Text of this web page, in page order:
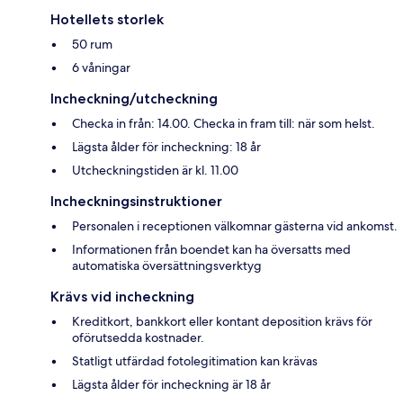
Hotellets storlek
50 rum
6 våningar
Incheckning/utcheckning
Checka in från: 14.00. Checka in fram till: när som helst.
Lägsta ålder för incheckning: 18 år
Utcheckningstiden är kl. 11.00
Incheckningsinstruktioner
Personalen i receptionen välkomnar gästerna vid ankomst.
Informationen från boendet kan ha översatts med
automatiska översättningsverktyg
Krävs vid incheckning
Kreditkort, bankkort eller kontant deposition krävs för
oförutsedda kostnader.
Statligt utfärdad fotolegitimation kan krävas
Lägsta ålder för incheckning är 18 år